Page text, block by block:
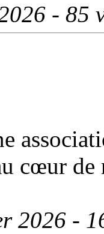
- 85
cœur de
2026 -